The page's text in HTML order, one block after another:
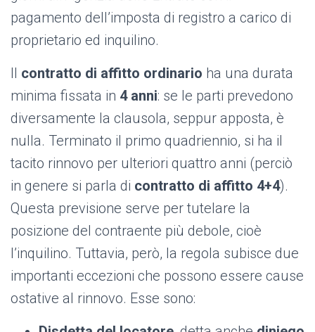
pagamento dell’imposta di registro a carico di
proprietario ed inquilino.
Il contratto di affitto ordinario ha una durata
minima fissata in 4 anni: se le parti prevedono
diversamente la clausola, seppur apposta, è
nulla. Terminato il primo quadriennio, si ha il
tacito rinnovo per ulteriori quattro anni (perciò
in genere si parla di contratto di affitto 4+4).
Questa previsione serve per tutelare la
posizione del contraente più debole, cioè
l’inquilino. Tuttavia, però, la regola subisce due
importanti eccezioni che possono essere cause
ostative al rinnovo. Esse sono: